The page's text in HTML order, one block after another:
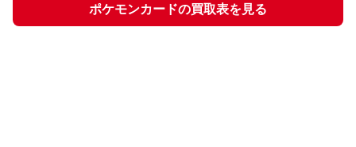
ポケモンカードの買取表を見る